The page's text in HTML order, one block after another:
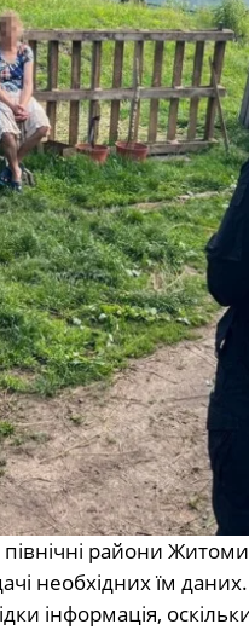
райони
необхідних їм даних.
інформація,